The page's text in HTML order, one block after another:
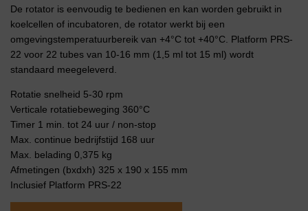
De rotator is eenvoudig te bedienen en kan worden gebruikt in
koelcellen of incubatoren, de rotator werkt bij een
omgevingstemperatuurbereik van +4°C tot +40°C. Platform PRS-
22 voor 22 tubes van 10-16 mm (1,5 ml tot 15 ml) wordt
standaard meegeleverd.
Rotatie snelheid 5-30 rpm
Verticale rotatiebeweging 360°C
Timer 1 min. tot 24 uur / non-stop
Max. continue bedrijfstijd 168 uur
Max. belading 0,375 kg
Afmetingen (bxdxh) 325 x 190 x 155 mm
Inclusief Platform PRS-22